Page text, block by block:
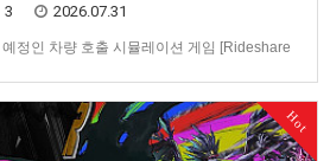
3 2026.07.31
정인 차량 호출 시뮬레이션 게임 [Rideshare
라'Rideshare "Stimulat…
Hot